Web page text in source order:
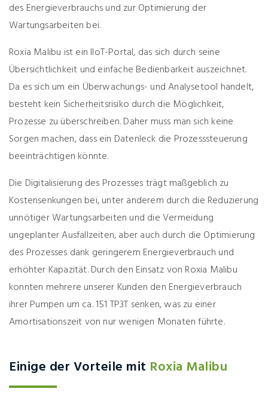
des Energieverbrauchs und zur Optimierung der
Wartungsarbeiten bei.
Roxia Malibu ist ein IIoT-Portal, das sich durch seine
Übersichtlichkeit und einfache Bedienbarkeit auszeichnet.
Da es sich um ein Überwachungs- und Analysetool handelt,
besteht kein Sicherheitsrisiko durch die Möglichkeit,
Prozesse zu überschreiben. Daher muss man sich keine
Sorgen machen, dass ein Datenleck die Prozesssteuerung
beeinträchtigen könnte.
Die Digitalisierung des Prozesses trägt maßgeblich zu
Kostensenkungen bei, unter anderem durch die Reduzierung
unnötiger Wartungsarbeiten und die Vermeidung
ungeplanter Ausfallzeiten, aber auch durch die Optimierung
des Prozesses dank geringerem Energieverbrauch und
erhöhter Kapazität. Durch den Einsatz von Roxia Malibu
konnten mehrere unserer Kunden den Energieverbrauch
ihrer Pumpen um ca. 151 TP3T senken, was zu einer
Amortisationszeit von nur wenigen Monaten führte.
Einige der Vorteile mit Roxia Malibu